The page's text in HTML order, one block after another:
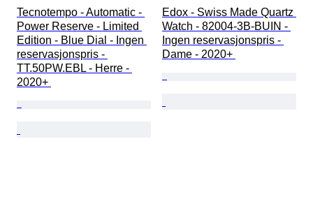
Tecnotempo - Automatic -
Power Reserve - Limited
Edition - Blue Dial - Ingen
reservasjonspris -
TT.50PW.EBL - Herre -
2020+
Edox - Swiss Made Quartz
Watch - 82004-3B-BUIN -
Ingen reservasjonspris -
Dame - 2020+